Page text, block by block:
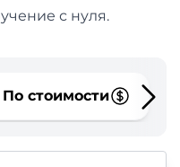
с нуля.
По стоимости